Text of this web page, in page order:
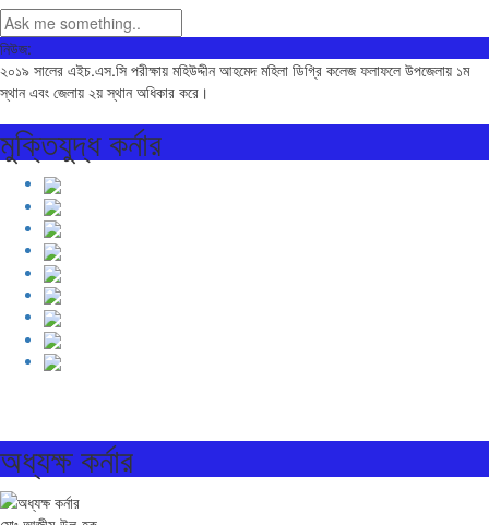
নিউজ:
২০১৯ সালের এইচ.এস.সি পরীক্ষায় মহিউদ্দীন আহমেদ মহিলা ডিগ্রি কলেজ ফলাফলে উপজেলায় ১ম
স্থান এবং জেলায় ২য় স্থান অধিকার করে।
মুক্তিযুদ্ধ কর্নার
অধ্যক্ষ কর্নার